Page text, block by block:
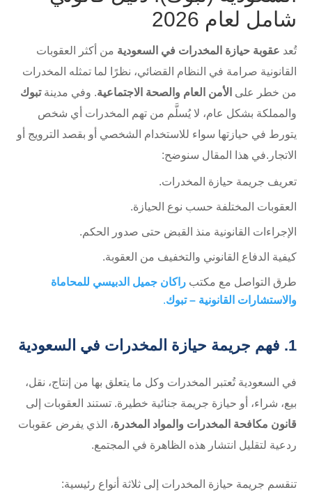
شامل لعام 2026
تُعد عقوبة حيازة المخدرات في السعودية من أكثر العقوبات
القانونية صرامة في النظام القضائي، نظرًا لما تمثله المخدرات
من خطر على الأمن العام والصحة الاجتماعية. وفي مدينةتبوك
والمملكة بشكل عام، لا يُسلَّم من تهم المخدرات أي شخص
يتورط في حيازتها سواء للاستخدام الشخصي أو بقصد الترويج أو
الاتجار.في هذا المقال سنوضح:
تعريف جريمة حيازة المخدرات.
العقوبات المختلفة حسب نوع الحيازة.
الإجراءات القانونية منذ القبض حتى صدور الحكم.
كيفية الدفاع القانوني والتخفيف من العقوبة.
طرق التواصل مع مكتب راكان جميل الدبيسي للمحاماة
والاستشارات القانونية – تبوك.
1. فهم جريمة حيازة المخدرات في السعودية
في السعودية تُعتبر المخدرات وكل ما يتعلق بها من إنتاج، نقل،
بيع، شراء، أو حيازة جريمة جنائية خطيرة. تستند العقوبات إلى
قانون مكافحة المخدرات والمواد المخدرة، الذي يفرض عقوبات
ردعية لتقليل انتشار هذه الظاهرة في المجتمع.
تنقسم جريمة حيازة المخدرات إلى ثلاثة أنواع رئيسية: